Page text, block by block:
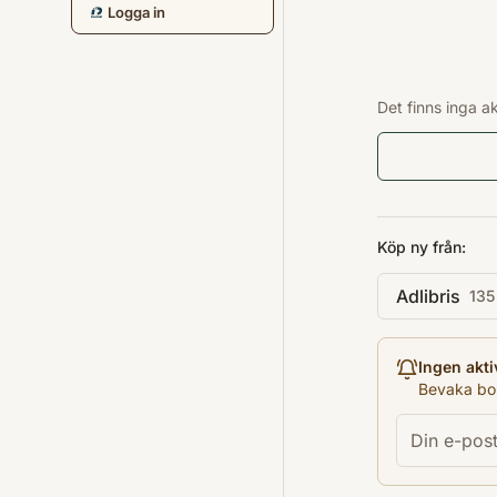
Logga in
Det finns inga
Köp ny från:
Adlibris
Ingen
Bevaka